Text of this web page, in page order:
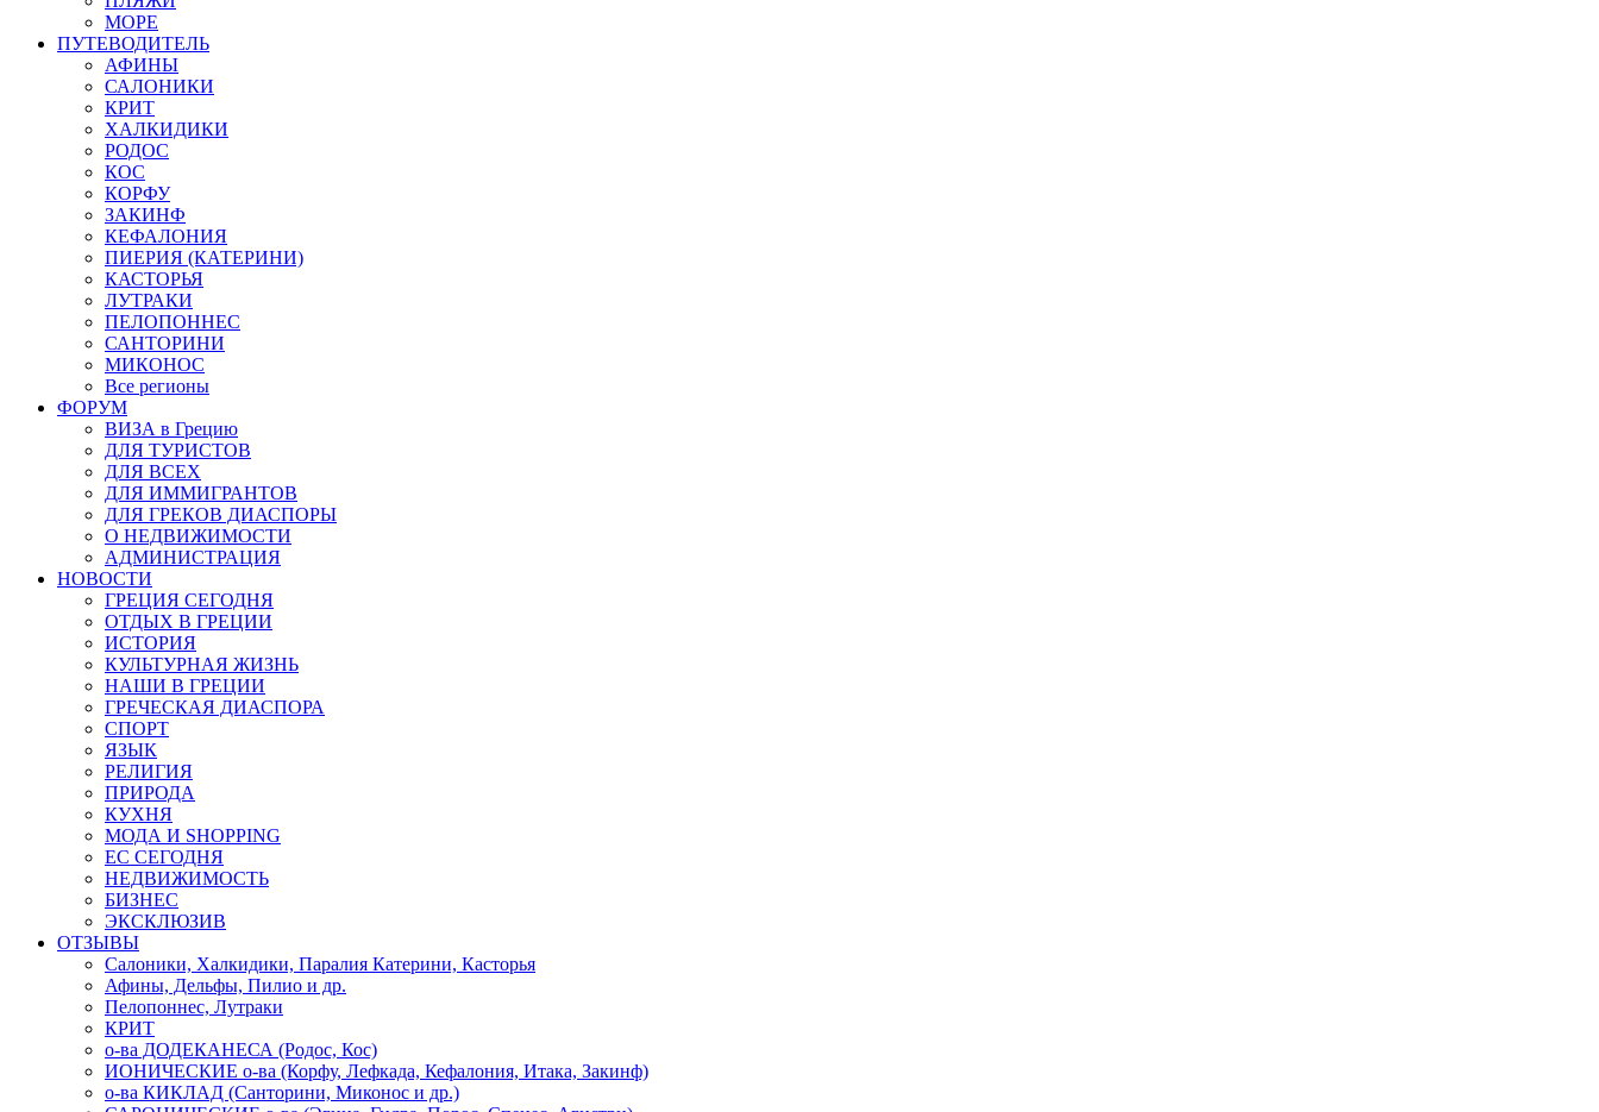
МОРЕ
ПУТЕВОДИТЕЛЬ
АФИНЫ
САЛОНИКИ
КРИТ
ХАЛКИДИКИ
РОДОС
КОС
КОРФУ
ЗАКИНФ
КЕФАЛОНИЯ
ПИЕРИЯ (КАТЕРИНИ)
КАСТОРЬЯ
ЛУТРАКИ
ПЕЛОПОННЕС
САНТОРИНИ
МИКОНОС
Все регионы
ФОРУМ
ВИЗА в Грецию
ДЛЯ ТУРИСТОВ
ДЛЯ ВСЕХ
ДЛЯ ИММИГРАНТОВ
ДЛЯ ГРЕКОВ ДИАСПОРЫ
О НЕДВИЖИМОСТИ
АДМИНИСТРАЦИЯ
НОВОСТИ
ГРЕЦИЯ СЕГОДНЯ
ОТДЫХ В ГРЕЦИИ
ИСТОРИЯ
КУЛЬТУРНАЯ ЖИЗНЬ
НАШИ В ГРЕЦИИ
ГРЕЧЕСКАЯ ДИАСПОРА
СПОРТ
ЯЗЫК
РЕЛИГИЯ
ПРИРОДА
КУХНЯ
МОДА И SHOPPING
ЕС СЕГОДНЯ
НЕДВИЖИМОСТЬ
БИЗНЕС
ЭКСКЛЮЗИВ
ОТЗЫВЫ
Салоники, Халкидики, Паралия Катерини, Касторья
Афины, Дельфы, Пилио и др.
Пелопоннес, Лутраки
КРИТ
о-ва ДОДЕКАНЕСА (Родос, Кос)
ИОНИЧЕСКИЕ о-ва (Корфу, Лефкада, Кефалония, Итака, Закинф)
о-ва КИКЛАД (Санторини, Миконос и др.)